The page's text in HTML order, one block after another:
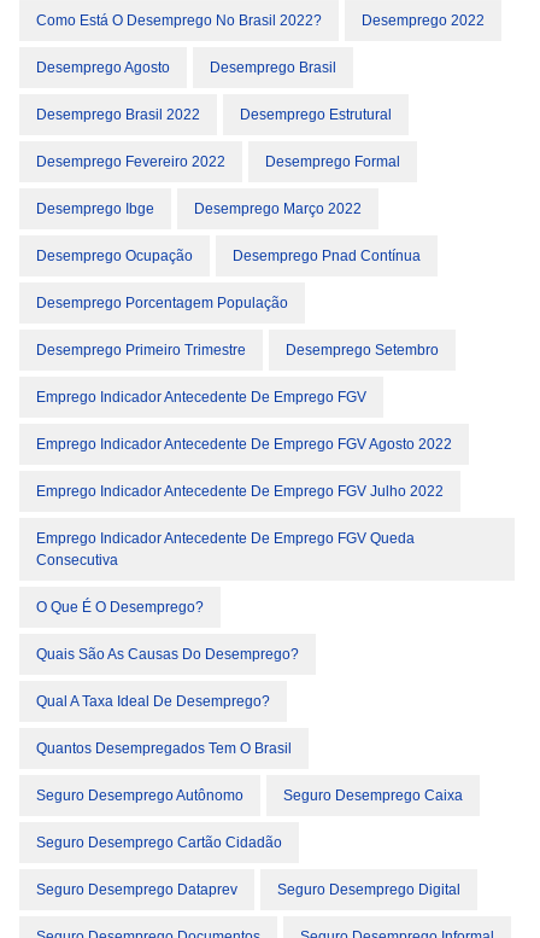
Como Está O Desemprego No Brasil 2022? Desemprego 2022
Desemprego Agosto Desemprego Brasil
Desemprego Brasil 2022 Desemprego Estrutural
Desemprego Fevereiro 2022 Desemprego Formal
Desemprego Ibge Desemprego Março 2022
Desemprego Ocupação Desemprego Pnad Contínua
Desemprego Porcentagem População
Desemprego Primeiro Trimestre Desemprego Setembro
Emprego Indicador Antecedente De Emprego FGV
Emprego Indicador Antecedente De Emprego FGV Agosto 2022
Emprego Indicador Antecedente De Emprego FGV Julho 2022
Emprego Indicador Antecedente De Emprego FGV Queda
Consecutiva
O Que É O Desemprego?
Quais São As Causas Do Desemprego?
Qual A Taxa Ideal De Desemprego?
Quantos Desempregados Tem O Brasil
Seguro Desemprego Autônomo Seguro Desemprego Caixa
Seguro Desemprego Cartão Cidadão
Seguro Desemprego Dataprev Seguro Desemprego Digital